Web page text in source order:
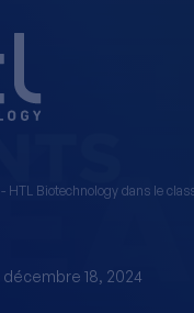
- HTL Biotechnology dans le
décembre 18, 2024